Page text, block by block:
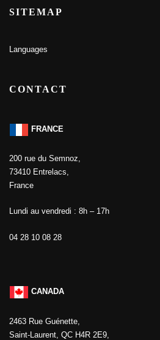
SITEMAP
Languages
CONTACT
FRANCE
200 rue du Semnoz,
73410 Entrelacs,
France
Lundi au vendredi : 8h – 17h
04 28 10 08 28
CANADA
2463 Rue Guénette,
Saint-Laurent, QC H4R 2E9,